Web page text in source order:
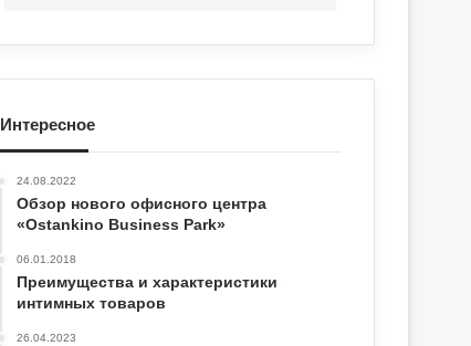
Интересное
24.08.2022
Обзор нового офисного центра
«Ostankino Business Park»
06.01.2018
Преимущества и характеристики
интимных товаров
26.04.2023